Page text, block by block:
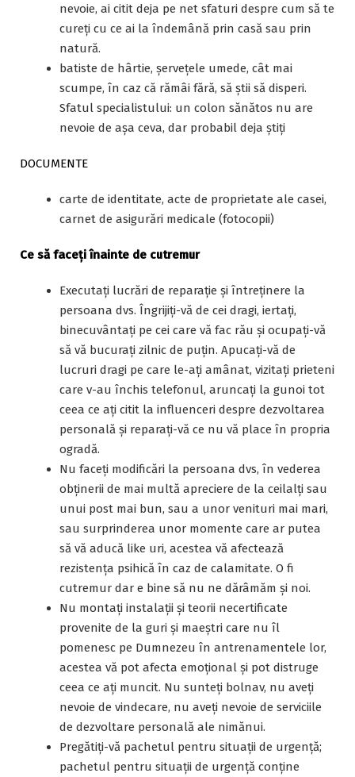
nevoie, ai citit deja pe net sfaturi despre cum să te
cureți cu ce ai la îndemână prin casă sau prin
natură.
batiste de hârtie, șervețele umede, cât mai
scumpe, în caz că rămâi fără, să știi să disperi.
Sfatul specialistului: un colon sănătos nu are
nevoie de așa ceva, dar probabil deja știți
DOCUMENTE
carte de identitate, acte de proprietate ale casei,
carnet de asigurări medicale (fotocopii)
Ce să faceți înainte de cutremur
Executaţi lucrări de reparaţie şi întreţinere la
persoana dvs. Îngrijiți-vă de cei dragi, iertați,
binecuvântați pe cei care vă fac rău și ocupați-vă
să vă bucurați zilnic de puțin. Apucați-vă de
lucruri dragi pe care le-ați amânat, vizitați prieteni
care v-au închis telefonul, aruncați la gunoi tot
ceea ce ați citit la influenceri despre dezvoltarea
personală și reparați-vă ce nu vă place în propria
ogradă.
Nu faceţi modificări la persoana dvs, în vederea
obținerii de mai multă apreciere de la ceilalți sau
unui post mai bun, sau a unor venituri mai mari,
sau surprinderea unor momente care ar putea
să vă aducă like uri, acestea vă afectează
rezistența psihică în caz de calamitate. O fi
cutremur dar e bine să nu ne dărâmăm și noi.
Nu montaţi instalaţii și teorii necertificate
provenite de la guri și maeștri care nu îl
pomenesc pe Dumnezeu în antrenamentele lor,
acestea vă pot afecta emoțional și pot distruge
ceea ce ați muncit. Nu sunteți bolnav, nu aveți
nevoie de vindecare, nu aveți nevoie de serviciile
de dezvoltare personală ale nimănui.
Pregătiţi-vă pachetul pentru situaţii de urgenţă;
pachetul pentru situații de urgență conţine